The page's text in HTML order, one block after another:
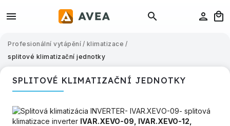
Profesionální vytápění / klimatizace /
splitové klimatizační jednotky
SPLITOVÉ KLIMATIZAČNÍ JEDNOTKY
- splitová
klimatizace inverter IVAR.XEVO-09, IVAR.XEVO-12,